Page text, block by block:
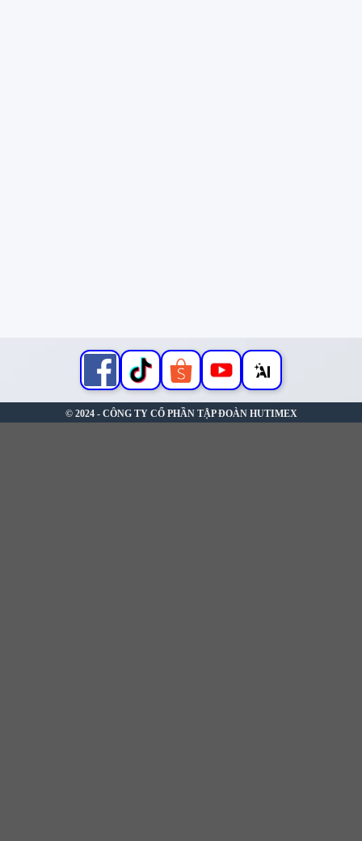
© 2024 - CÔNG TY CỔ PHẦN TẬP ĐOÀN HUTIMEX